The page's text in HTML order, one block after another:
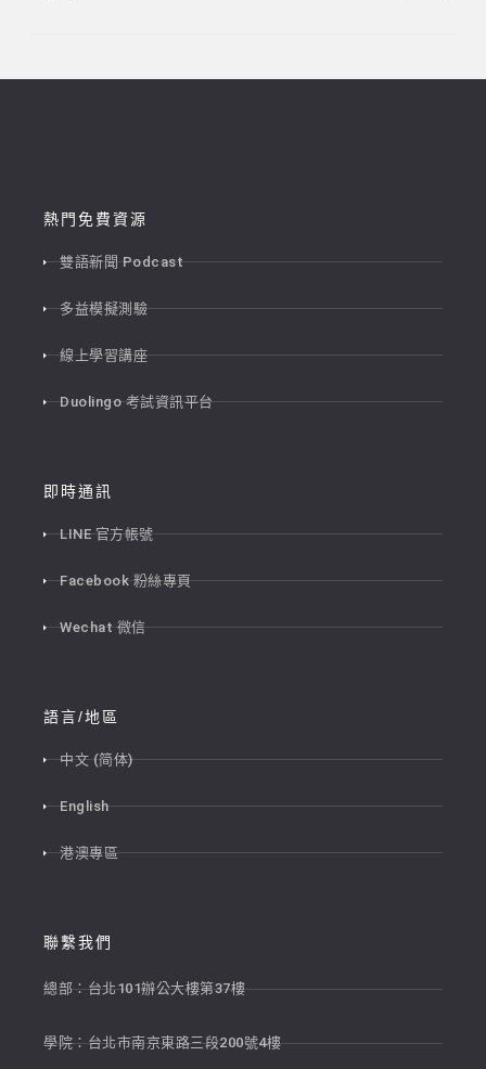
熱門免費資源
雙語新聞 Podcast
多益模擬測驗
線上學習講座
Duolingo 考試資訊平台
即時通訊
LINE 官方帳號
Facebook 粉絲專頁
Wechat 微信
語言/地區
中文 (简体)
English
港澳專區
聯繫我們
總部：台北101辦公大樓第37樓
學院：台北市南京東路三段200號4樓